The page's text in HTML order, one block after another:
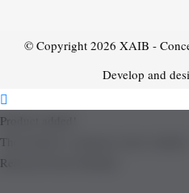
© Copyright 2026 XAIB -
Develop and
Product added!
The product is already in the wishlist!
Removed from Wishlist